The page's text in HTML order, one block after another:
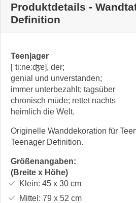
Produktdetails -
Definition
Teen|ager
[ˈtiːneːʤɐ], der;
genial und unverstanden;
immer unterbezahlt; tagsüber
chronisch müde; rettet nachts
heimlich die Welt.
Originelle Wanddekoration für
Teenager Definition.
Größenangaben:
(Breite x Höhe)
Klein: 45 x 30cm
Mittel: 79 x 52 cm